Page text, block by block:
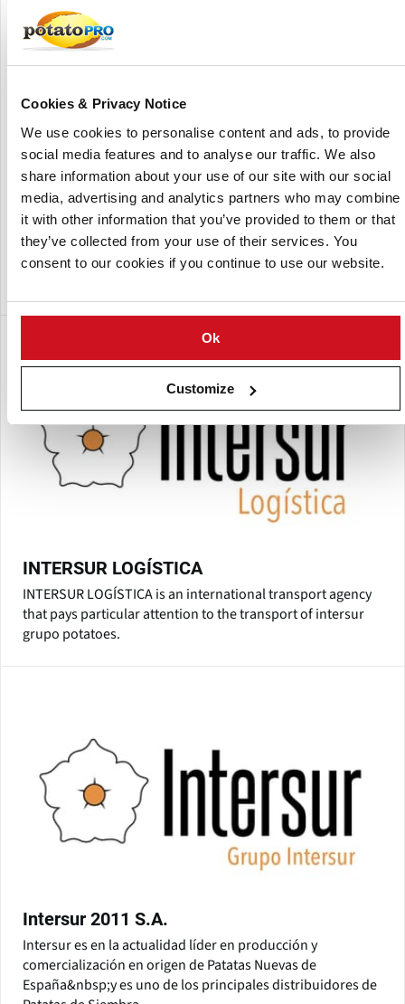
Cookies & Privacy Notice
We use cookies to personalise content and ads, to provide
social media features and to analyse our traffic. We also
share information about your use of our site with our social
media, advertising and analytics partners who may combine
it with other information that you’ve provided to them or that
they’ve collected from your use of their services. You
consent to our cookies if you continue to use our website.
Ok
Customize
Agromar Hispana S.A.
Agromar Hispana S.A., con sede en España en (02006)
Albacete, es la empresa matriz de Agromar France S.A.R.L
con sedes en Francia en (10170) Mesgrigny y (59660)
INTERSUR LOGÍSTICA
INTERSUR LOGÍSTICA is an international transport agency
that pays particular attention to the transport of intersur
grupo potatoes.
Intersur 2011 S.A.
Intersur es en la actualidad líder en producción y
comercialización en origen de Patatas Nuevas de
España&nbsp;y es uno de los principales distribuidores de